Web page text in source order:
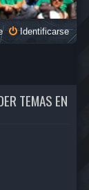
Identificarse
TEMAS EN